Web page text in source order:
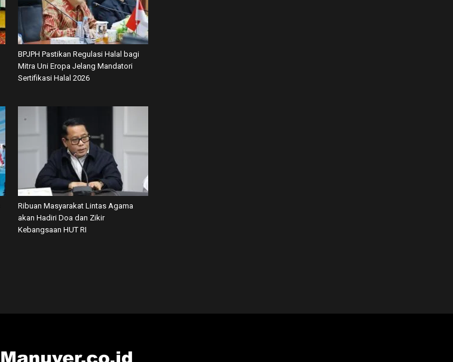
BPJPH Pastikan Regulasi Halal bagi
Mitra Uni Eropa Jelang Mandatori
Sertifikasi Halal 2026
Ribuan Masyarakat Lintas Agama
akan Hadiri Doa dan Zikir
Kebangsaan HUT RI